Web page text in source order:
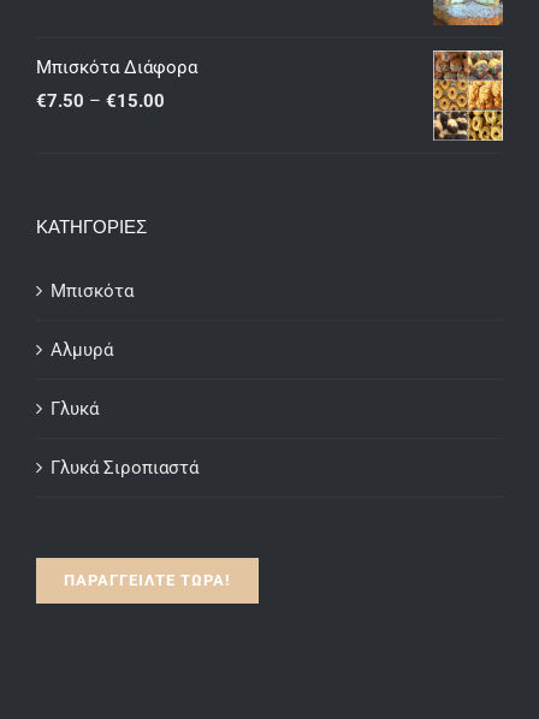
through
Μπισκότα Διάφορα
€7.50 – €15.00
ΚΑΤΗΓΟΡΙΕΣ
Μπισκότα
Αλμυρά
Γλυκά
Γλυκά Σιροπιαστά
ΠΑΡΑΓΓΕΙΛΤΕ ΤΩΡΑ!